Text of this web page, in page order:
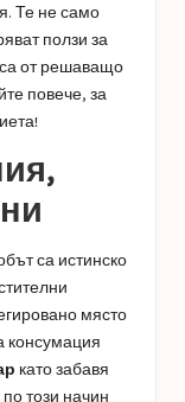
Те не само
ползи за
от решаващо
повече, за
са истинско
място
консумация
като забавя
този начин